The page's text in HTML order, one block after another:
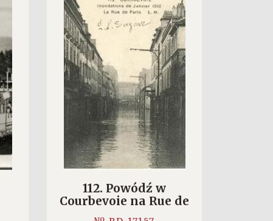
112. Powódź w
Courbevoie na Rue de
Paris